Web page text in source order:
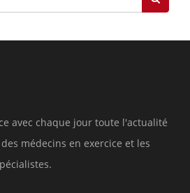
avec chaque jour toute l'actualité
médecins en exercice et les